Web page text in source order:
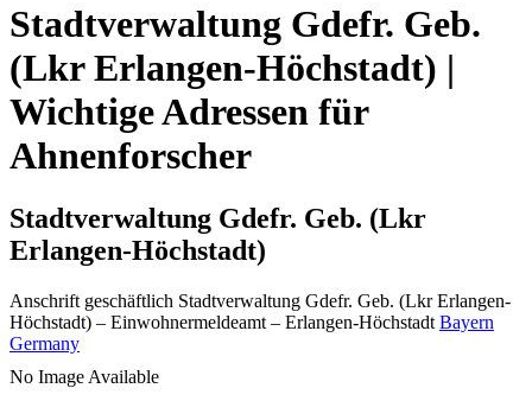
Stadtverwaltung Gdefr. Geb.
(Lkr Erlangen-Höchstadt) |
Wichtige Adressen für
Ahnenforscher
Stadtverwaltung Gdefr. Geb. (Lkr
Erlangen-Höchstadt)
Anschrift geschäftlich Stadtverwaltung Gdefr. Geb. (Lkr Erlangen-
Höchstadt) – Einwohnermeldeamt – Erlangen-Höchstadt Bayern
Germany
No Image Available